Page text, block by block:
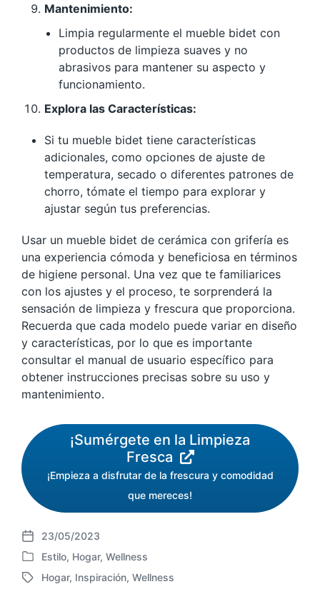
Mantenimiento:
Limpia regularmente el mueble bidet con
productos de limpieza suaves y no
abrasivos para mantener su aspecto y
funcionamiento.
Explora las Características:
Si tu mueble bidet tiene características
adicionales, como opciones de ajuste de
temperatura, secado o diferentes patrones de
chorro, tómate el tiempo para explorar y
ajustar según tus preferencias.
Usar un mueble bidet de cerámica con grifería es
una experiencia cómoda y beneficiosa en términos
de higiene personal. Una vez que te familiarices
con los ajustes y el proceso, te sorprenderá la
sensación de limpieza y frescura que proporciona.
Recuerda que cada modelo puede variar en diseño
y características, por lo que es importante
consultar el manual de usuario específico para
obtener instrucciones precisas sobre su uso y
mantenimiento.
¡Sumérgete en la Limpieza
Fresca
¡Empieza a disfrutar de la frescura y comodidad
que mereces!
F
e
c
23/05/2023
P
u
Estilo, Hogar, Wellness
E
Hogar, Inspiración, Wellness